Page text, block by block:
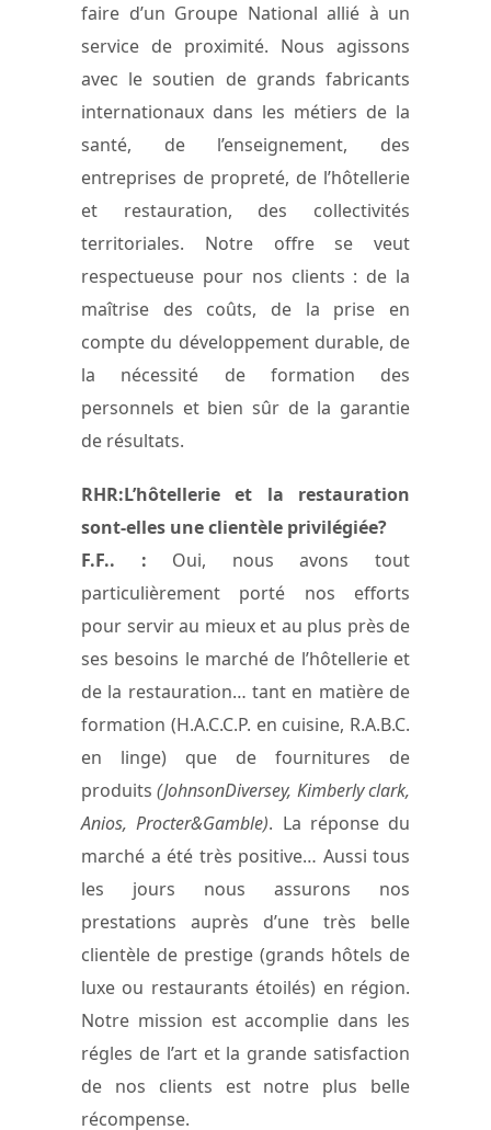
faire d’un Groupe National allié à un
service de proximité. Nous agissons
avec le soutien de grands fabricants
internationaux dans les métiers de la
santé, de l’enseignement, des
entreprises de propreté, de l’hôtellerie
et restauration, des collectivités
territoriales. Notre offre se veut
respectueuse pour nos clients : de la
maîtrise des coûts, de la prise en
compte du développement durable, de
la nécessité de formation des
personnels et bien sûr de la garantie
de résultats.
RHR:L’hôtellerie et la restauration
sont-elles une clientèle privilégiée?
F.F.. : Oui, nous avons tout
particulièrement porté nos efforts
pour servir au mieux et au plus près de
ses besoins le marché de l’hôtellerie et
de la restauration… tant en matière de
formation (H.A.C.C.P. en cuisine, R.A.B.C.
en linge) que de fournitures de
produits(JohnsonDiversey, Kimberly clark,
Anios, Procter&Gamble). La réponse du
marché a été très positive… Aussi tous
les jours nous assurons nos
prestations auprès d’une très belle
clientèle de prestige (grands hôtels de
luxe ou restaurants étoilés) en région.
Notre mission est accomplie dans les
régles de l’art et la grande satisfaction
de nos clients est notre plus belle
récompense.